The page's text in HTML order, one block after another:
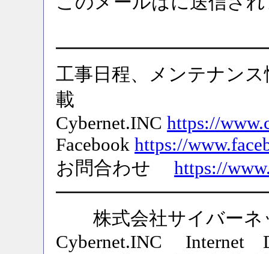
工事日程、メンテナン
載
Cybernet.INChttps://
Facebookhttps://
お問合わせhttps://
株式会社サイバーネ
Cybernet.INC